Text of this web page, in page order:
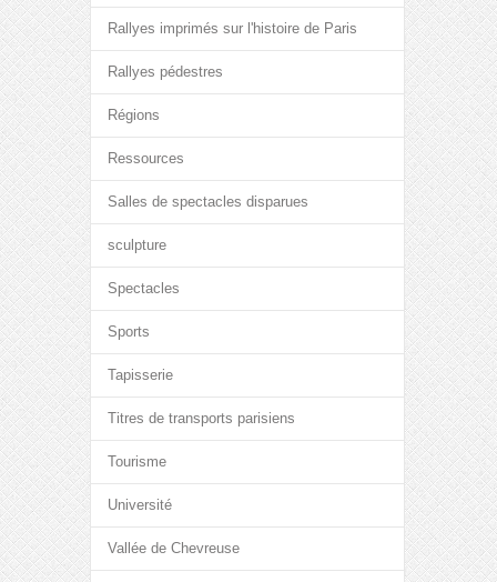
Rallyes imprimés sur l'histoire de Paris
Rallyes pédestres
Régions
Ressources
Salles de spectacles disparues
sculpture
Spectacles
Sports
Tapisserie
Titres de transports parisiens
Tourisme
Université
Vallée de Chevreuse